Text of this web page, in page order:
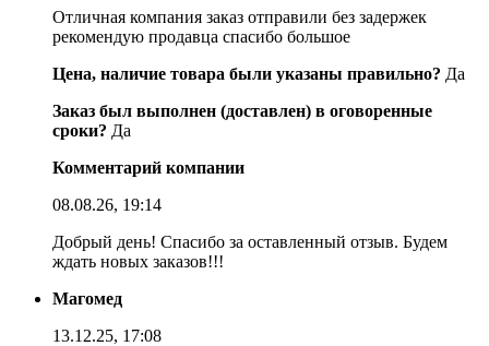
Отличная компания заказ отправили без задержек
рекомендую продавца спасибо большое
Цена, наличие товара были указаны правильно? Да
Заказ был выполнен (доставлен) в оговоренные
сроки? Да
Комментарий компании
08.08.26, 19:14
Добрый день! Спасибо за оставленный отзыв. Будем
ждать новых заказов!!!
Магомед
13.12.25, 17:08